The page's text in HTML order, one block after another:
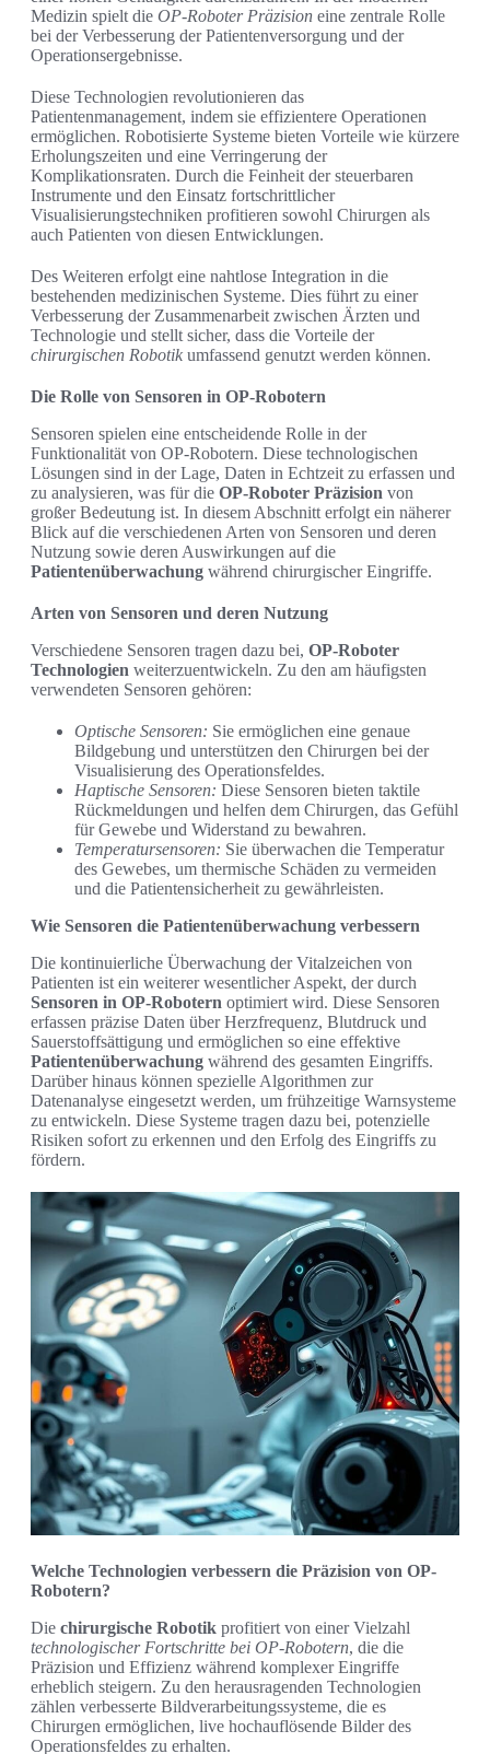
Medizin spielt die OP-Roboter Präzision eine zentrale Rolle
bei der Verbesserung der Patientenversorgung und der
Operationsergebnisse.
Diese Technologien revolutionieren das
Patientenmanagement, indem sie effizientere Operationen
ermöglichen. Robotisierte Systeme bieten Vorteile wie kürzere
Erholungszeiten und eine Verringerung der
Komplikationsraten. Durch die Feinheit der steuerbaren
Instrumente und den Einsatz fortschrittlicher
Visualisierungstechniken profitieren sowohl Chirurgen als
auch Patienten von diesen Entwicklungen.
Des Weiteren erfolgt eine nahtlose Integration in die
bestehenden medizinischen Systeme. Dies führt zu einer
Verbesserung der Zusammenarbeit zwischen Ärzten und
Technologie und stellt sicher, dass die Vorteile der
chirurgischen Robotik umfassend genutzt werden können.
Die Rolle von Sensoren in OP-Robotern
Sensoren spielen eine entscheidende Rolle in der
Funktionalität von OP-Robotern. Diese technologischen
Lösungen sind in der Lage, Daten in Echtzeit zu erfassen und
zu analysieren, was für die OP-Roboter Präzision von
großer Bedeutung ist. In diesem Abschnitt erfolgt ein näherer
Blick auf die verschiedenen Arten von Sensoren und deren
Nutzung sowie deren Auswirkungen auf die
Patientenüberwachung während chirurgischer Eingriffe.
Arten von Sensoren und deren Nutzung
Verschiedene Sensoren tragen dazu bei, OP-Roboter
Technologien weiterzuentwickeln. Zu den am häufigsten
verwendeten Sensoren gehören:
Optische Sensoren: Sie ermöglichen eine genaue
Bildgebung und unterstützen den Chirurgen bei der
Visualisierung des Operationsfeldes.
Haptische Sensoren: Diese Sensoren bieten taktile
Rückmeldungen und helfen dem Chirurgen, das Gefühl
für Gewebe und Widerstand zu bewahren.
Temperatursensoren: Sie überwachen die Temperatur
des Gewebes, um thermische Schäden zu vermeiden
und die Patientensicherheit zu gewährleisten.
Wie Sensoren die Patientenüberwachung verbessern
Die kontinuierliche Überwachung der Vitalzeichen von
Patienten ist ein weiterer wesentlicher Aspekt, der durch
Sensoren in OP-Robotern optimiert wird. Diese Sensoren
erfassen präzise Daten über Herzfrequenz, Blutdruck und
Sauerstoffsättigung und ermöglichen so eine effektive
Patientenüberwachung während des gesamten Eingriffs.
Darüber hinaus können spezielle Algorithmen zur
Datenanalyse eingesetzt werden, um frühzeitige Warnsysteme
zu entwickeln. Diese Systeme tragen dazu bei, potenzielle
Risiken sofort zu erkennen und den Erfolg des Eingriffs zu
fördern.
Welche Technologien verbessern die Präzision von OP-
Robotern?
Die chirurgische Robotik profitiert von einer Vielzahl
technologischer Fortschritte bei OP-Robotern, die die
Präzision und Effizienz während komplexer Eingriffe
erheblich steigern. Zu den herausragenden Technologien
zählen verbesserte Bildverarbeitungssysteme, die es
Chirurgen ermöglichen, live hochauflösende Bilder des
Operationsfeldes zu erhalten.